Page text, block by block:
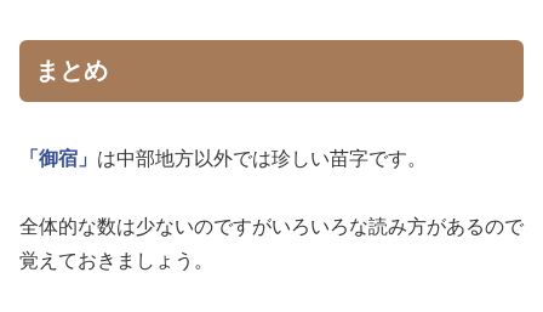
まとめ
「御宿」 は中部地方以外では珍しい苗字です。
全体的な数は少ないのですがいろいろな読み方があるので
覚えておきましょう。